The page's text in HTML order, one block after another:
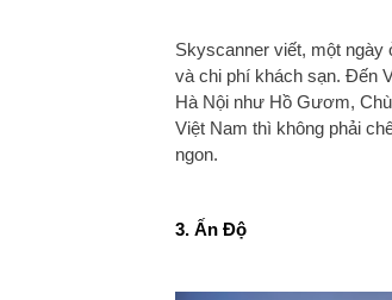
Skyscanner viết, một ngày
và chi phí khách sạn. Đến
Hà Nội như Hồ Gươm,
Việt Nam thì không phải
ngon.
3. Ấn Độ